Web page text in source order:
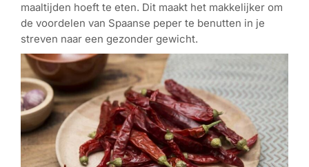
maaltijden hoeft te eten. Dit maakt het makkelijker om
de voordelen van Spaanse peper te benutten in je
streven naar een gezonder gewicht.